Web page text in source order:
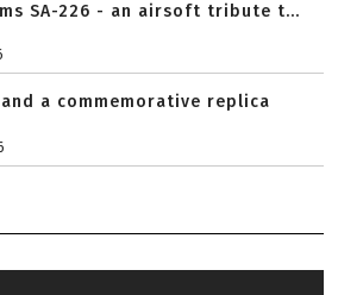
SA-226 - an airsoft tribute t...
a commemorative replica